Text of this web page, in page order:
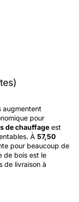
augmentent
pour
de chauffage est
À 57,50
pour beaucoup de
de bois est le
de livraison à